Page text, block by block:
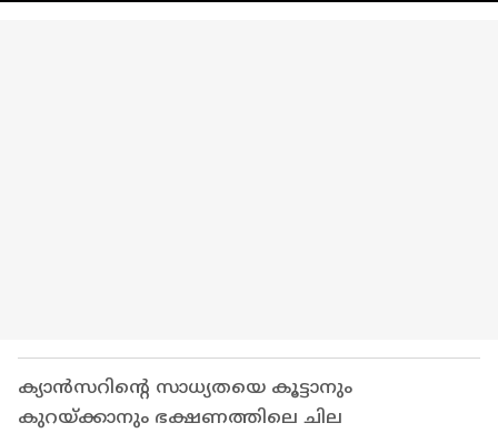
ക്യാൻസറിന്റെ സാധ്യതയെ കൂട്ടാനും
കുറയ്ക്കാനും ഭക്ഷണത്തിലെ ചില